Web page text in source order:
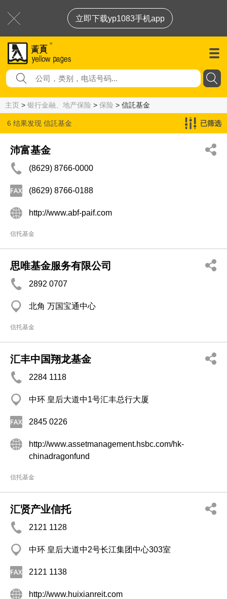
立即下载yp1083手机app
主页 > 银行金融、地产保险 > 保险 > 信託基金
6 结果发现 信託基金 已筛选
沛富基金
(8629) 8766-0000
(8629) 8766-0188
http://www.abf-paif.com
信托基金
思唯基金服务有限公司
2892 0707
北角 万国宝通中心
信托基金
汇丰中国翔龙基金
2284 1118
中环 皇后大道中1号汇丰总行大厦
2845 0226
http://www.assetmanagement.hsbc.com/hk-
chinadragonfund
信托基金
汇贤产业信托
2121 1128
中环 皇后大道中2号长江集团中心303室
2121 1138
http://www.huixianreit.com